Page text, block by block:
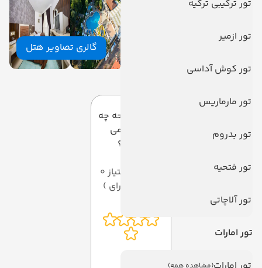
تور ترکیبی ترکیه
تور ازمیر
تور کوش آداسی
تور مارماریس
تور بدروم
تور فتحیه
تور آلاچاتی
تور امارات
گالری تصاویر هتل
دیدگاه کاربران
به این صفحه چه
امتیازی می
دهید؟
میانگین امتیاز 0